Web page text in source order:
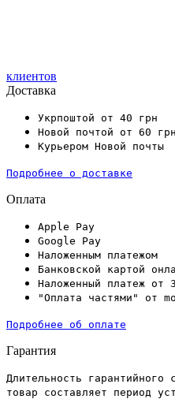
клиентов
Доставка
Укрпоштой от 40 грн
Новой почтой от 60 грн
Курьером Новой почты
Подробнее о доставке
Оплата
Apple Pay
Google Pay
Наложенным платежом
Банковской картой
Наложенный платеж от
"Оплата частями" от
Подробнее об оплате
Гарантия
Длительность
товар составляет период